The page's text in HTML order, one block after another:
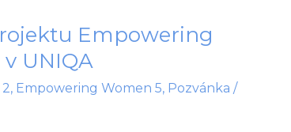
Empowering
UNIQA
, Empowering Women 5, Pozvánka /